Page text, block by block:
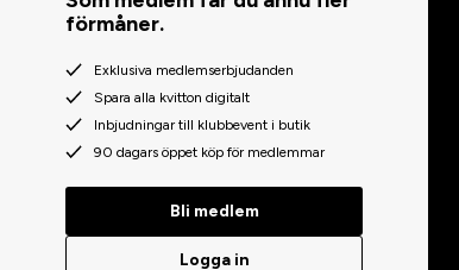
förmåner.
Exklusiva medlemserbjudanden
Spara alla kvitton digitalt
Inbjudningar till klubbevent i butik
90 dagars öppet köp för medlemmar
Bli medlem
Logga in